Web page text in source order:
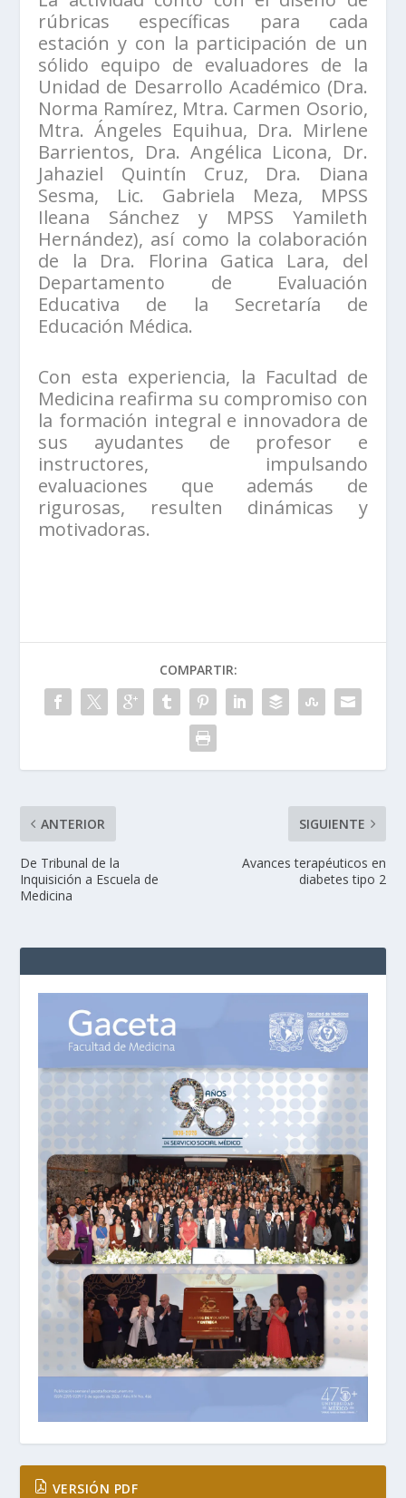
rúbricas específicas para cada
estación y con la participación de un
sólido equipo de evaluadores de la
Unidad de Desarrollo Académico (Dra.
Norma Ramírez, Mtra. Carmen Osorio,
Mtra. Ángeles Equihua, Dra. Mirlene
Barrientos, Dra. Angélica Licona, Dr.
Jahaziel Quintín Cruz, Dra. Diana
Sesma, Lic. Gabriela Meza, MPSS
Ileana Sánchez y MPSS Yamileth
Hernández), así como la colaboración
de la Dra. Florina Gatica Lara, del
Departamento de Evaluación
Educativa de la Secretaría de
Educación Médica.
Con esta experiencia, la Facultad de
Medicina reafirma su compromiso con
la formación integral e innovadora de
sus ayudantes de profesor e
instructores, impulsando
evaluaciones que además de
rigurosas, resulten dinámicas y
motivadoras.
COMPARTIR:
ANTERIOR
De Tribunal de la
Inquisición a Escuela de
Medicina
SIGUIENTE
Avances terapéuticos en
diabetes tipo 2
VERSIÓN PDF